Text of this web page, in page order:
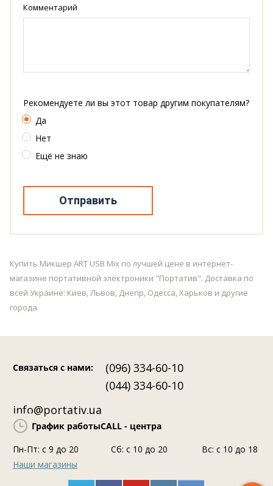
Комментарий
Рекомендуете ли вы этот товар другим покупателям?
Да
Нет
Ещё не знаю
Отправить
Купить Микшер ART USB Mix по лучшей цене в интернет-
магазине портативной электроники "Портатив". Доставка по
всей Украине: Киев, Львов, Днепр, Одесса, Харьков и другие
города.
Связаться с нами:
(096) 334-60-10
(044) 334-60-10
info@portativ.ua
График работыCALL - центра
Пн-Пт: c 9 до 20
Сб: с 10 до 20
Вс: с 10 до 18
Наши магазины